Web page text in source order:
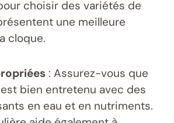
choisir des variétés de
une meilleure
cloque.
: Assurez-vous que
bien entretenu avec des
en eau et en nutriments.